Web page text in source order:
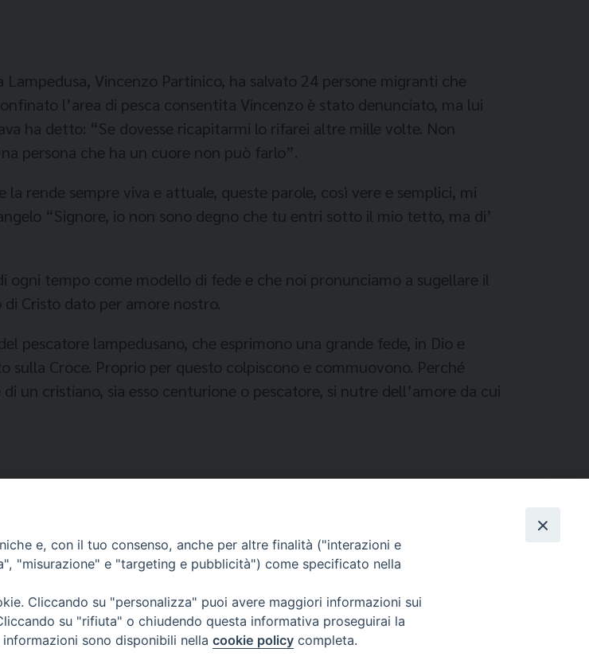
Vincenzo Partinico, ha salvato 24 persone migranti che
l’area di pesca consentita Vincenzo è stato denunciato, ma lui
ha detto: “Se dovesse ricapitarmi lo rifarei altre mille volte. Non
persona che ha un cuore non può farlo”.
rende sempre viva e attuale, queste parole, così vere e semplici, mi
“Signore, io non sono degno che tu entri sotto il mio tetto, ma di’
ogni tempo come modello di fede e che noi pronunciamo a sugellare il
Cristo dato per amore nostro.
pescatore lampedusano, che esprimono una grande fede, in Dio e
sulla Croce. Proprio per questo colpiscono e commuovono. Perché
un cristiano, sia esso centurione o pescatore, si nutre dell’amore da cui
e, con il tuo consenso, anche per altre finalità ("interazioni e
"misurazione" e "targeting e pubblicità") come specificato nella
Cliccando su "personalizza" puoi avere maggiori informazioni sui
su "rifiuta" o chiudendo questa informativa proseguirai la
sono disponibili nella cookie policy completa.